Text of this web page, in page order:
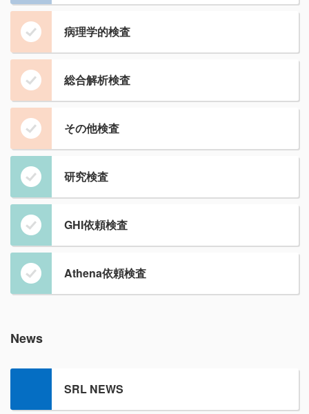
病理学的検査
総合解析検査
その他検査
研究検査
GHI依頼検査
Athena依頼検査
News
SRL NEWS